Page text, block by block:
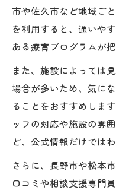
市や佐久市など地域ご
を利用すると、通いや
ある療育プログラムが
また、施設によっては
場合が多いため、気に
ることをおすすめしま
ッフの対応や施設の雰
ど、公式情報だけでは
さらに、長野市や松本
口コミや相談支援専門